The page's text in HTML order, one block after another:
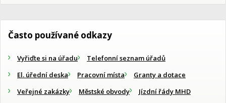
Často používané odkazy
Vyřiďte si na úřadu
Telefonní seznam úřadů
El. úřední deska
Pracovní místa
Granty a dotace
Veřejné zakázky
Městské obvody Jízdní řády MHD